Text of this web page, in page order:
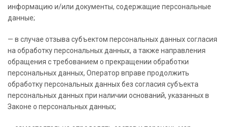
информацию и/или документы, содержащие персональные
данные;
— в случае отзыва субъектом персональных данных согласия
на обработку персональных данных, а также направления
обращения с требованием о прекращении обработки
персональных данных, Оператор вправе продолжить
обработку персональных данных без согласия субъекта
персональных данных при наличии оснований, указанных в
Законе о персональных данных;